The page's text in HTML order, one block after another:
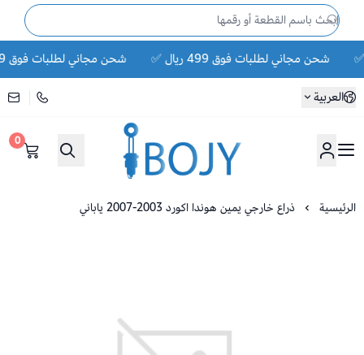
شحن مجاني لطلبات فوق 499 ريال ✅ شحن مجاني لطلبات فوق 499 ريال ✅
العربية
متجر بوجي لقطع الغيار
ذراع خارجي يمين هوندا اكورد 2003-2007 ياباني